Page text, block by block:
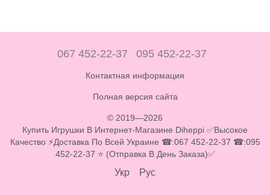
067 452-22-37 095 452-22-37
Контактная информация
Полная версия сайта
© 2019—2026
Купить Игрушки В Интернет-Магазине Diheppi ✅Высокое
Качество ⚡Доставка По Всей Украине ☎:067 452-22-37 ☎:095
452-22-37 ⭐ (Отправка В День Заказа)✅
Укр Рус